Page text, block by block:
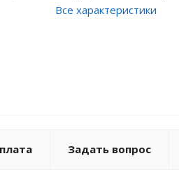
Все характеристики
Задать вопрос